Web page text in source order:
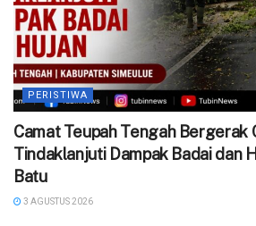
PERISTIWA
Camat Teupah Tengah Bergerak
Tindaklanjuti Dampak Badai dan
Batu
3 AGUSTUS 2026